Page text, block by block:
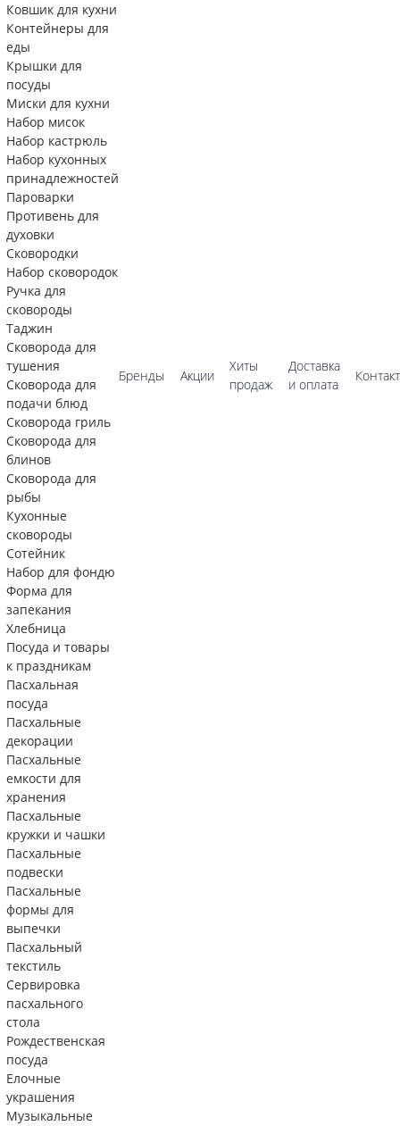
Ковшик для кухни
Контейнеры для
еды
Крышки для
посуды
Миски для кухни
Набор мисок
Набор кастрюль
Набор кухонных
принадлежностей
Пароварки
Противень для
духовки
Сковородки
Набор сковородок
Ручка для
сковороды
Таджин
Сковорода для
тушения
Сковорода для
подачи блюд
Сковорода гриль
Сковорода для
блинов
Сковорода для
рыбы
Кухонные
сковороды
Сотейник
Набор для фондю
Форма для
запекания
Хлебница
Посуда и товары
к праздникам
Пасхальная
посуда
Пасхальные
декорации
Пасхальные
емкости для
хранения
Пасхальные
кружки и чашки
Пасхальные
подвески
Пасхальные
формы для
выпечки
Пасхальный
текстиль
Сервировка
пасхального
стола
Рождественская
посуда
Елочные
украшения
Музыкальные
Бренды Акции
Хиты
продаж
Доставка
и оплата